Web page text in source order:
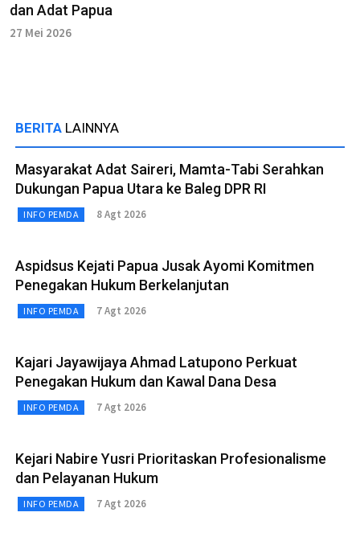
dan Adat Papua
27 Mei 2026
BERITA LAINNYA
Masyarakat Adat Saireri, Mamta-Tabi Serahkan
Dukungan Papua Utara ke Baleg DPR RI
INFO PEMDA 8 Agt 2026
Aspidsus Kejati Papua Jusak Ayomi Komitmen
Penegakan Hukum Berkelanjutan
INFO PEMDA 7 Agt 2026
Kajari Jayawijaya Ahmad Latupono Perkuat
Penegakan Hukum dan Kawal Dana Desa
INFO PEMDA 7 Agt 2026
Kejari Nabire Yusri Prioritaskan Profesionalisme
dan Pelayanan Hukum
INFO PEMDA 7 Agt 2026